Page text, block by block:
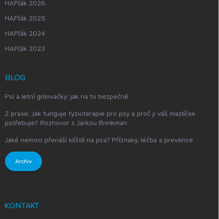
HAFťák 2026
HAFťák 2025
HAFťák 2024
HAFťák 2023
BLOG
Psi a letní grilovačky: jak na to bezpečně
Z praxe: Jak funguje fyzioterapie pro psy a proč ji váš mazlíček
potřebuje? Rozhovor s Jarkou Brinkman
Jaké nemoci přenáší klíště na psa? Příznaky, léčba a prevence
Archiv
KONTAKT